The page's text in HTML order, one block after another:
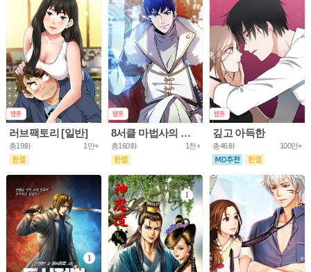
러브팩토리 [일반]
총19화 1만+
8서클 마법사의 환생
총160화 1천+
깊고 아득한
총46화 100만+